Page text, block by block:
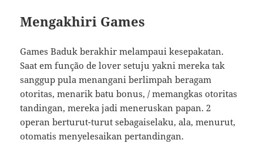
Mengakhiri Games
Games Baduk berakhir melampaui kesepakatan.
Saat em função de lover setuju yakni mereka tak
sanggup pula menangani berlimpah beragam
otoritas, menarik batu bonus, / memangkas otoritas
tandingan, mereka jadi meneruskan papan. 2
operan berturut-turut sebagaiselaku, ala, menurut,
otomatis menyelesaikan pertandingan.